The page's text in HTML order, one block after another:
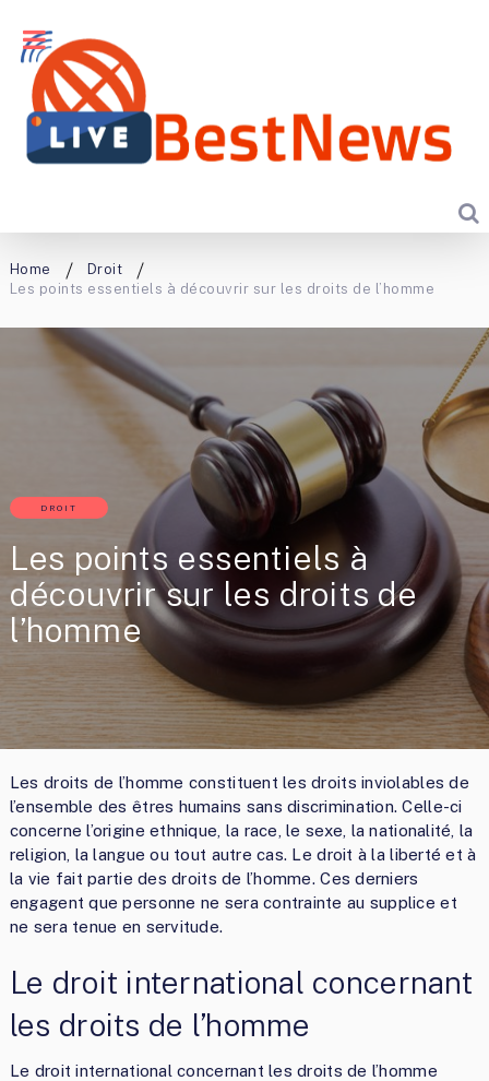
Home
Droit
Les points essentiels à découvrir sur les droits de l’homme
DROIT
Les points essentiels à
découvrir sur les droits de
l’homme
Les droits de l’homme constituent les droits inviolables de
l’ensemble des êtres humains sans discrimination. Celle-ci
concerne l’origine ethnique, la race, le sexe, la nationalité, la
religion, la langue ou tout autre cas. Le droit à la liberté et à
la vie fait partie des droits de l’homme. Ces derniers
engagent que personne ne sera contrainte au supplice et
ne sera tenue en servitude.
Le droit international concernant
les droits de l’homme
Le droit international concernant les droits de l’homme